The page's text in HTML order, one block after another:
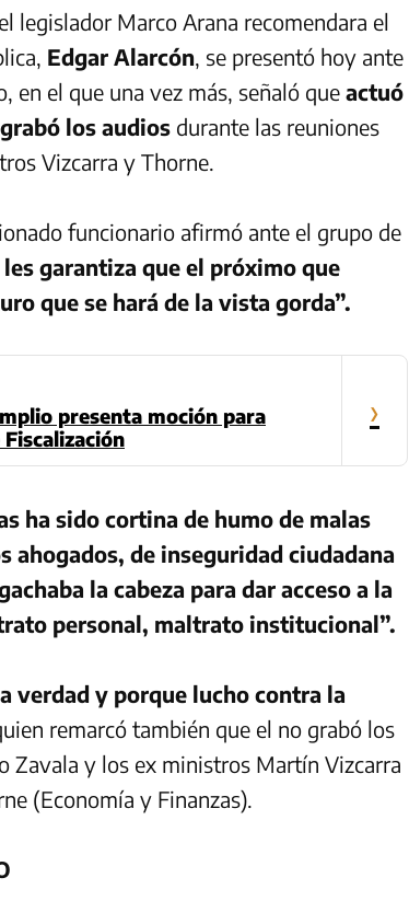
legislador Marco Arana recomendara el
Edgar Alarcón, se presentó hoy ante
en el que una vez más, señaló que actuó
los audios durante las reuniones
Vizcarra y Thorne.
funcionario afirmó ante el grupo de
garantiza que el próximo que
que se hará de la vista gorda”.
presenta moción para
›
ha sido cortina de humo de malas
ahogados, de inseguridad ciudadana
la cabeza para dar acceso a la
personal, maltrato institucional”.
verdad y porque lucho contra la
remarcó también que el no grabó los
Zavala y los ex ministros Martín Vizcarra
(Economía y Finanzas).